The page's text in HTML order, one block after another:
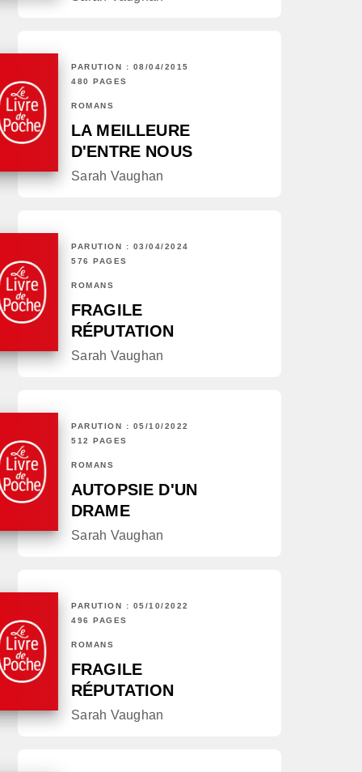
PARUTION : 08/04/2015
480 PAGES
ROMANS
LA MEILLEURE
D'ENTRE NOUS
Sarah Vaughan
PARUTION : 03/04/2024
576 PAGES
ROMANS
FRAGILE
RÉPUTATION
Sarah Vaughan
PARUTION : 05/10/2022
512 PAGES
ROMANS
AUTOPSIE D'UN
DRAME
Sarah Vaughan
PARUTION : 05/10/2022
496 PAGES
ROMANS
FRAGILE
RÉPUTATION
Sarah Vaughan